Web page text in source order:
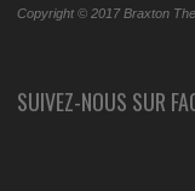
Copyright © 2017 Braxton
SUIVEZ-NOUS SUR